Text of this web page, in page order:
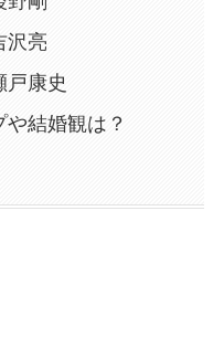
沢亮
康史
結婚観は？